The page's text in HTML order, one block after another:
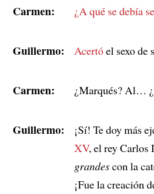
Carmen: ¿A qué se debía
Guillermo: Acertóel sexo de
Carmen: ¿Marqués? Al…
Guillermo: ¡Sí! Te doy más
XV, el rey Carlos I
grandescon la
¡Fue la creación